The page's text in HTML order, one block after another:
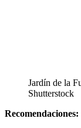
Jardín de la
Shutterstock
Recomendaciones: